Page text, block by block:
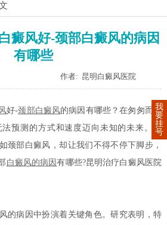
癜风好-颈部白癜风的病因
有哪些
作者: 昆明白癜风医院
好-颈部白癜风的病因有哪些？在匆匆而过
预测的方式和速度迈向未知的未来。然
颈部白癜风，却让我们不得不停下脚步，
白癜风的病因有哪些?昆明治疗白癜风医院
病因中扮演着关键角色。研究表明，特
我
要
挂
号